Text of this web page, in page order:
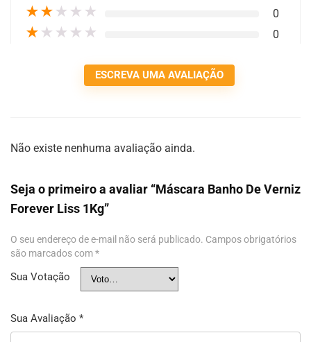
★★ ★ ★ ★ 0
★ ★ ★ ★ ★ 0
ESCREVA UMA AVALIAÇÃO
Não existe nenhuma avaliação ainda.
Seja o primeiro a avaliar “Máscara Banho De Verniz
Forever Liss 1Kg”
O seu endereço de e-mail não será publicado. Campos obrigatórios
são marcados com*
Sua Votação
Sua Avaliação *